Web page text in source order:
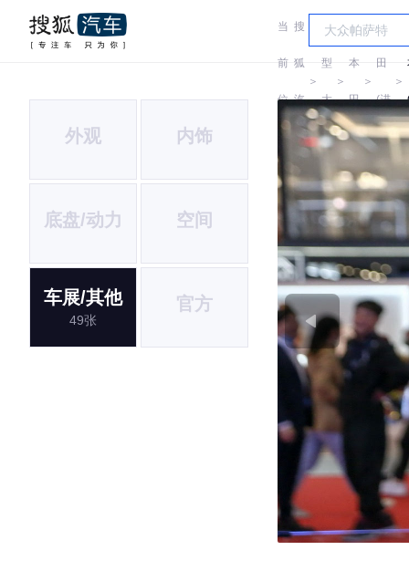
当
前
位
置:
搜
狐
汽
车
＞
车
型
大
全
＞
本
田
＞
本
田
(进
口)
＞
外观 内饰
底盘/动力 空间
车展/其他
49张
官方